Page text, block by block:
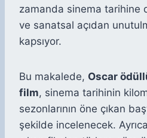
zamanda sinema tarihine
ve sanatsal açıdan
kapsıyor.
Bu makalede, Oscar
film, sinema tarihinin
sezonlarının öne çıkan
şekilde incelenecek.